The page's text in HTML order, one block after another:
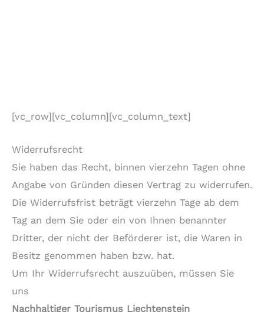
[vc_row][vc_column][vc_column_text]
Widerrufsrecht
Sie haben das Recht, binnen vierzehn Tagen ohne
Angabe von Gründen diesen Vertrag zu widerrufen.
Die Widerrufsfrist beträgt vierzehn Tage ab dem
Tag an dem Sie oder ein von Ihnen benannter
Dritter, der nicht der Beförderer ist, die Waren in
Besitz genommen haben bzw. hat.
Um Ihr Widerrufsrecht auszuüben, müssen Sie
uns
Nachhaltiger Tourismus Liechtenstein